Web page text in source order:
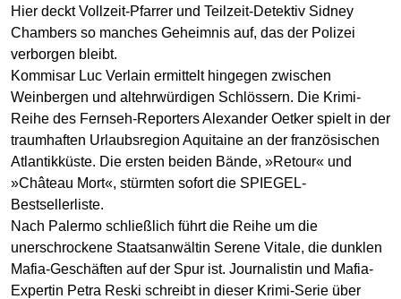
Hier deckt Vollzeit-Pfarrer und Teilzeit-Detektiv Sidney
Chambers so manches Geheimnis auf, das der Polizei
verborgen bleibt.
Kommisar Luc Verlain ermittelt hingegen zwischen
Weinbergen und altehrwürdigen Schlössern. Die Krimi-
Reihe des Fernseh-Reporters Alexander Oetker spielt in der
traumhaften Urlaubsregion Aquitaine an der französischen
Atlantikküste. Die ersten beiden Bände, »Retour« und
»Château Mort«, stürmten sofort die SPIEGEL-
Bestsellerliste.
Nach Palermo schließlich führt die Reihe um die
unerschrockene Staatsanwältin Serene Vitale, die dunklen
Mafia-Geschäften auf der Spur ist. Journalistin und Mafia-
Expertin Petra Reski schreibt in dieser Krimi-Serie über